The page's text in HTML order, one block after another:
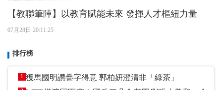
【教聯筆陣】以教育賦能未來 發揮人才樞紐力量
07月28日 20:11:25
排行榜
1 獲馬國明讚疊字得意 郭柏妍澄清非「綠茶」